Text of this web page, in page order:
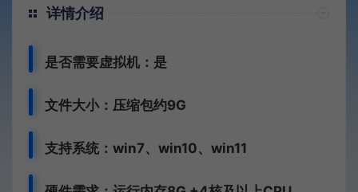
详情介绍
是否需要虚拟机：是
文件大小：压缩包约9G
支持系统：win7、win10、win11